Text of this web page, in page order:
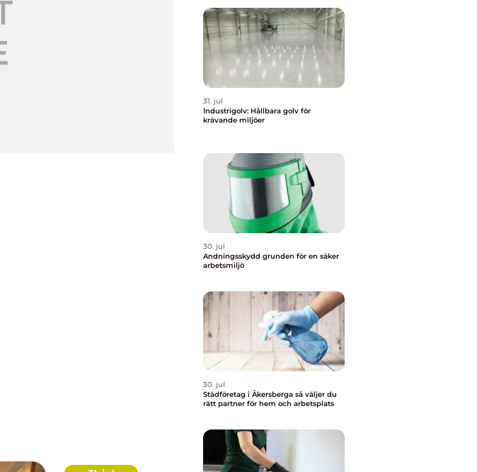
31. jul
Industrigolv: Hållbara golv för
krävande miljöer
30. jul
Andningsskydd grunden för en säker
arbetsmiljö
30. jul
Städföretag i Åkersberga så väljer du
rätt partner för hem och arbetsplats